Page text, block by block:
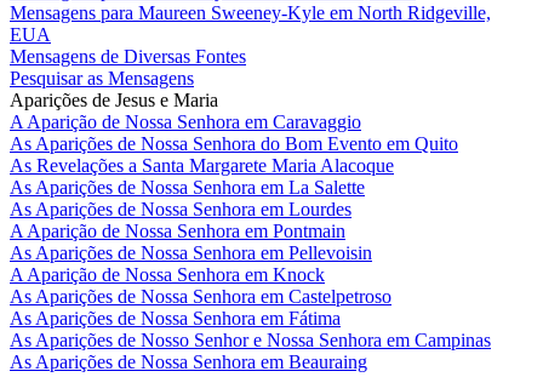
Mensagens para Maureen Sweeney-Kyle em North Ridgeville,
EUA
Mensagens de Diversas Fontes
Pesquisar as Mensagens
Aparições de Jesus e Maria
A Aparição de Nossa Senhora em Caravaggio
As Aparições de Nossa Senhora do Bom Evento em Quito
As Revelações a Santa Margarete Maria Alacoque
As Aparições de Nossa Senhora em La Salette
As Aparições de Nossa Senhora em Lourdes
A Aparição de Nossa Senhora em Pontmain
As Aparições de Nossa Senhora em Pellevoisin
A Aparição de Nossa Senhora em Knock
As Aparições de Nossa Senhora em Castelpetroso
As Aparições de Nossa Senhora em Fátima
As Aparições de Nosso Senhor e Nossa Senhora em Campinas
As Aparições de Nossa Senhora em Beauraing